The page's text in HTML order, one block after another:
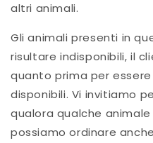
altri animali.
Gli animali presenti in
risultare indisponibili, il
quanto prima per
disponibili. Vi invitiamo
qualora qualche
possiamo ordinare